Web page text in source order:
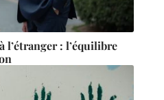
l’étranger : l’équilibre